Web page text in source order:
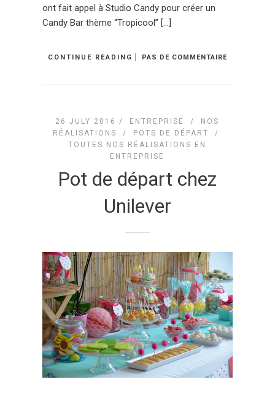
ont fait appel à Studio Candy pour créer un
Candy Bar thème “Tropicool” […]
CONTINUE READING PAS DE COMMENTAIRE
26 JULY 2016 / ENTREPRISE / NOS
RÉALISATIONS
/ POTS DE DÉPART
/
TOUTES NOS RÉALISATIONS EN
ENTREPRISE
Pot de départ chez
Unilever